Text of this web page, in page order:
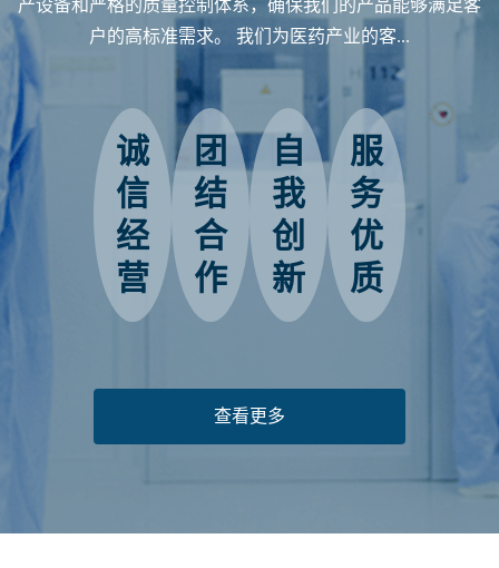
产设备和严格的质量控制体系，确保我们的产品能够满足客
户的高标准需求。 我们为医药产业的客...
诚
信
经
营
团
结
合
作
自
我
创
新
服
务
优
质
查看更多